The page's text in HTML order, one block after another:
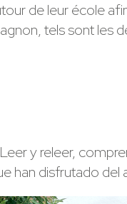
de leur école
tels sont les
y releer,
han disfrutado del